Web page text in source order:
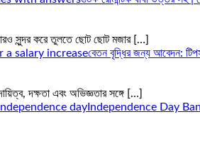
সুন্দর করে তুলতে ছোট ছোট মজার […]
বেতন বৃদ্ধির জন্য আবেদন:
দক্ষতা এবং অভিজ্ঞতার সঙ্গে […]
Independence Day